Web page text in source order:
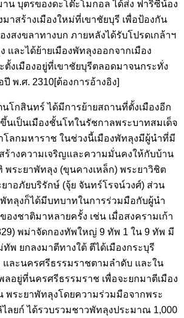
น บุตรของดะโต๊ะโมกอล ได้ส่ง ฟาริซีน้อง
มาสร้างเมืองใหม่ที่เขาชัยบุรี เพื่อป้องกัน
งสงขลาทางบก ภายหลังได้รับโปรดเกล้าฯ
และได้ย้ายเมืองพัทลุงออกจากเมือง
งเมืองอยู่ที่เขาชัยบุรีตลอดมาจนกระทั่ง
พ.ศ. 2310[ต้องการอ้างอิง]
โกสินทร์ ได้มีการย้ายสถานที่ตั้งเมืองอีก
นเป็นเมืองชั้นโทในรัชกาลพระบาทสมเด็จ
ลกมหาราช ในช่วงนี้เมืองพัทลุงมีผู้นำที่มี
างความเจริญและความมั่นคงให้กับบ้าน
พระยาพัทลุง (ขุนคางเหล็ก) พระยาวิชิต
ยาอภัยบริรักษ์ (จุ้ย จันทร์โรจน์วงศ์) ส่วน
ทลุงก็ได้มีบทบาทในการร่วมมือกับผู้นำ
องชาติมาหลายครั้ง เช่น เมื่อสงครามเก้า
พม่าจัดกองทัพใหญ่ 9 ทัพ 1 ใน 9 ทัพ มี
ทัพ ยกลงมาตีทางใต้ ตีได้เมืองกระบุรี
และนครศรีธรรมราชตามลำดับ และใน
อยู่ที่นครศรีธรรมราช เพื่อจะยกมาตีเมือง
พระยาพัทลุงโดยความร่วมมือจากพระ
ลยก์ ได้รวบรวมชาวพัทลุงประมาณ 1,000